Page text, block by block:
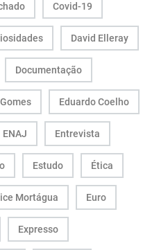
Covid-19
David Elleray
Documentação
Eduardo Coelho
ENAJ Entrevista
Estudo Ética
Mortágua Euro
Expresso